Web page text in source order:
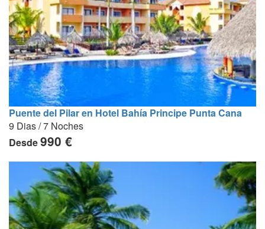
Puente del Pilar en Hotel Bahía Principe Punta Cana
9 Dias / 7 Noches
Desde990 €